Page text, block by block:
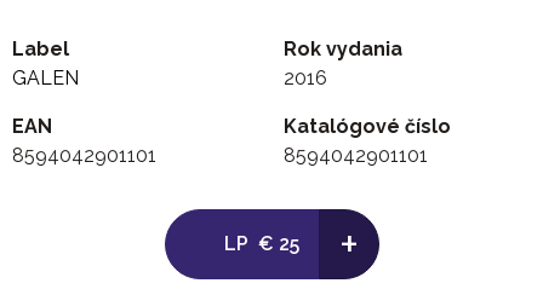
Label
GALEN
Rok vydania
2016
EAN
8594042901101
Katalógové číslo
8594042901101
LP € 25 +